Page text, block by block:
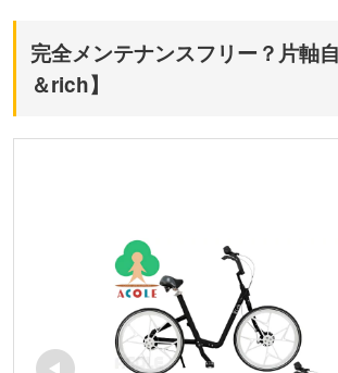
完全メンテナンスフリー？片軸
＆rich】